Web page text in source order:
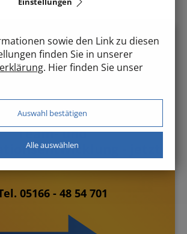
sind zum Lösen da!
Team- und
- jetzt
aufnehmen
05166 - 48 54 701
sowie den Link zu diesen
finden Sie in unserer
. Hier finden Sie unser
Auswahl bestätigen
Alle auswählen